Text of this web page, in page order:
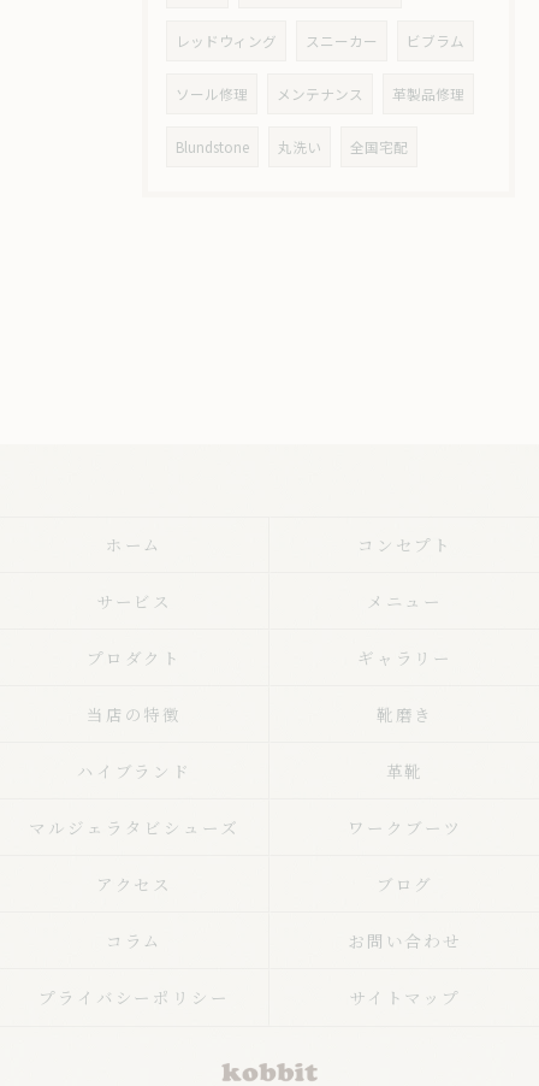
レッドウィング スニーカー ビブラム
ソール修理 メンテナンス 革製品修理
Blundstone 丸洗い 全国宅配
ホーム
コンセプト
サービス
メニュー
プロダクト
ギャラリー
当店の特徴
靴磨き
ハイブランド
革靴
マルジェラタビシューズ
ワークブーツ
アクセス
ブログ
コラム
お問い合わせ
プライバシーポリシー
サイトマップ